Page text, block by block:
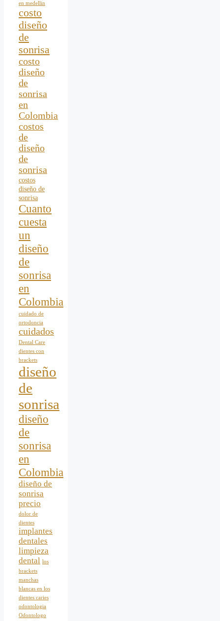
en medellin
costo
diseño
de
sonrisa
costo
diseño
de
sonrisa
en
Colombia
costos
de
diseño
de
sonrisa
costos
diseño de
sonrisa
Cuanto
cuesta
un
diseño
de
sonrisa
en
Colombia
cuidado de
ortodoncia
cuidados
Dental Care
dientes con
brackets
diseño
de
sonrisa
diseño
de
sonrisa
en
Colombia
diseño de
sonrisa
precio
dolor de
dientes
implantes
dentales
limpieza
dental los
brackets
manchas
blancas en los
dientes caries
odontologia
Odontologo